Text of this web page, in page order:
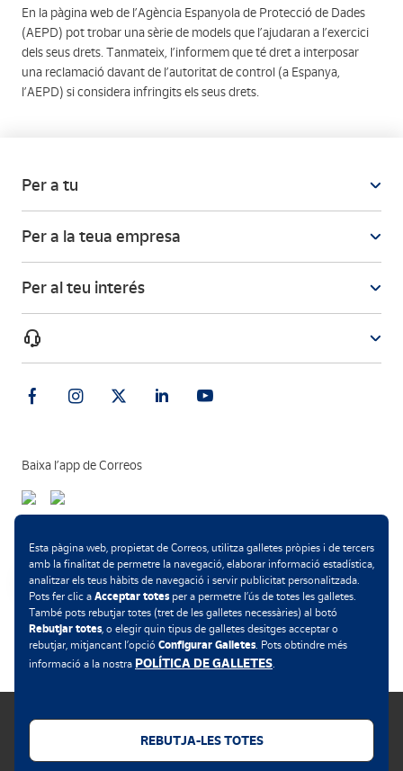
En la pàgina web de l’Agència Espanyola de Protecció de Dades
(AEPD) pot trobar una sèrie de models que l’ajudaran a l’exercici
dels seus drets. Tanmateix, l’informem que té dret a interposar
una reclamació davant de l’autoritat de control (a Espanya,
l’AEPD) si considera infringits els seus drets.
Per a tu
Per a la teua empresa
Per al teu interés
Baixa l’app de Correos
Esta pàgina web, propietat de Correos, utilitza galletes pròpies i de tercers
amb la finalitat de permetre la navegació, elaborar informació estadística,
analitzar els teus hàbits de navegació i servir publicitat personalitzada.
Pots fer clic a Acceptar totesper a permetre l’ús de totes les galletes.
També pots rebutjar totes (tret de les galletes necessàries) al botó
Rebutjar totes, o elegir quin tipus de galletes desitges acceptar o
rebutjar, mitjançant l’opció Configurar Galletes. Pots obtindre més
informació a la nostra POLÍTICA DE GALLETES.
REBUTJA-LES TOTES